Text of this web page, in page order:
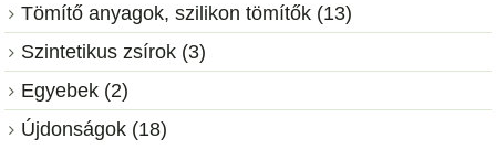
Tömítő anyagok, szilikon tömítők (13)
Szintetikus zsírok (3)
Egyebek (2)
Újdonságok (18)